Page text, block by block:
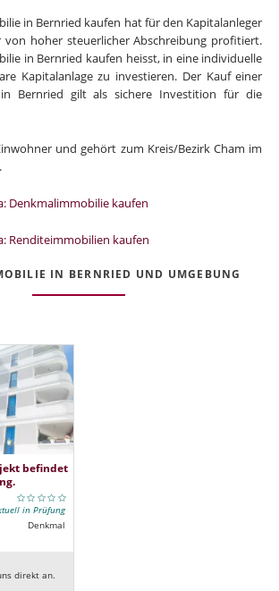
in Bernried kaufen hat für den Kapitalanleger
von hoher steuerlicher Abschreibung profitiert.
in Bernried kaufen heisst, in eine individuelle
Kapitalanlage zu investieren. Der Kauf einer
in Bernried gilt als sichere Investition für die
und gehört zum Kreis/Bezirk Cham im
Denkmalimmobilie kaufen
Renditeimmobilien kaufen
IN BERNRIED UND UMGEBUNG
befindet
in Prüfung
Denkmal
direkt an.